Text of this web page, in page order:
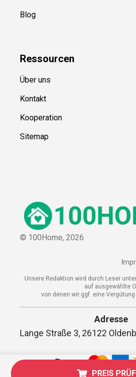
PREIS
Blog
Ressourcen
Über uns
Kontakt
Kooperation
Sitemap
© 100Home, 2026
Unsere Redaktion wird durch Leser
auf ausgewählte
von denen wir ggf. eine
Adresse
Lange Straße 3, 26122